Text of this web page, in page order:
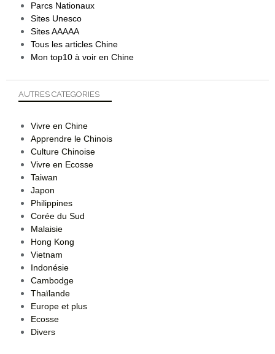
Parcs Nationaux
Sites Unesco
Sites AAAAA
Tous les articles Chine
Mon top10 à voir en Chine
AUTRES CATEGORIES
Vivre en Chine
Apprendre le Chinois
Culture Chinoise
Vivre en Ecosse
Taiwan
Japon
Philippines
Corée du Sud
Malaisie
Hong Kong
Vietnam
Indonésie
Cambodge
Thaïlande
Europe et plus
Ecosse
Divers